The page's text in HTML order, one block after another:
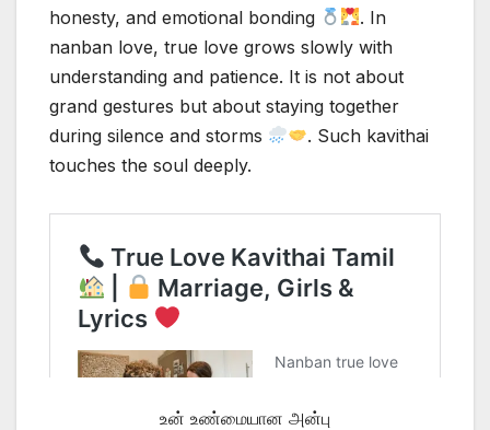
honesty, and emotional bonding
. In
nanban love, true love grows slowly with
understanding and patience. It is not about
grand gestures but about staying together
during silence and storms
. Such kavithai
touches the soul deeply.
உன் உண்மையான அன்பு